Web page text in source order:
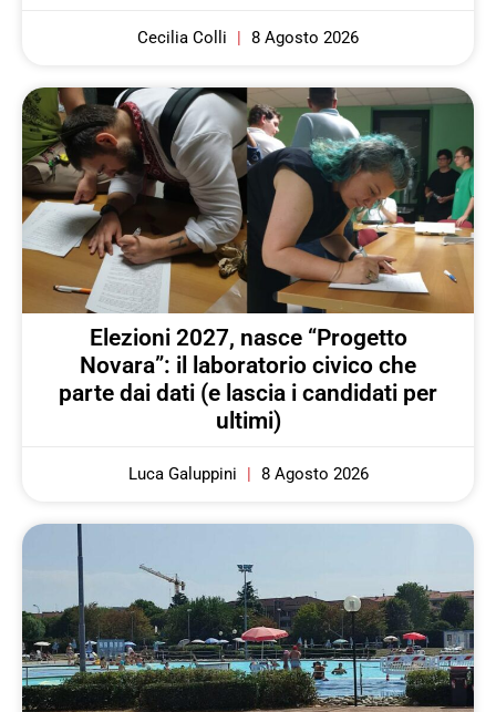
Cecilia Colli 8 Agosto 2026
Elezioni 2027, nasce “Progetto
Novara”: il laboratorio civico che
parte dai dati (e lascia i candidati per
ultimi)
Luca Galuppini 8 Agosto 2026